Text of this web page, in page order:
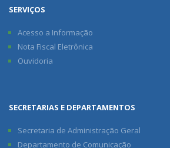
SERVIÇOS
Acesso a Informação
Nota Fiscal Eletrônica
Ouvidoria
SECRETARIAS E DEPARTAMENTOS
Secretaria de Administração Geral
Departamento de Comunicação